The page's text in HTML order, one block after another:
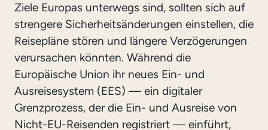
Ziele Europas unterwegs sind, sollten sich auf
strengere Sicherheitsänderungen einstellen, die
Reisepläne stören und längere Verzögerungen
verursachen könnten. Während die
Europäische Union ihr neues Ein- und
Ausreisesystem (EES) — ein digitaler
Grenzprozess, der die Ein- und Ausreise von
Nicht-EU-Reisenden registriert — einführt,